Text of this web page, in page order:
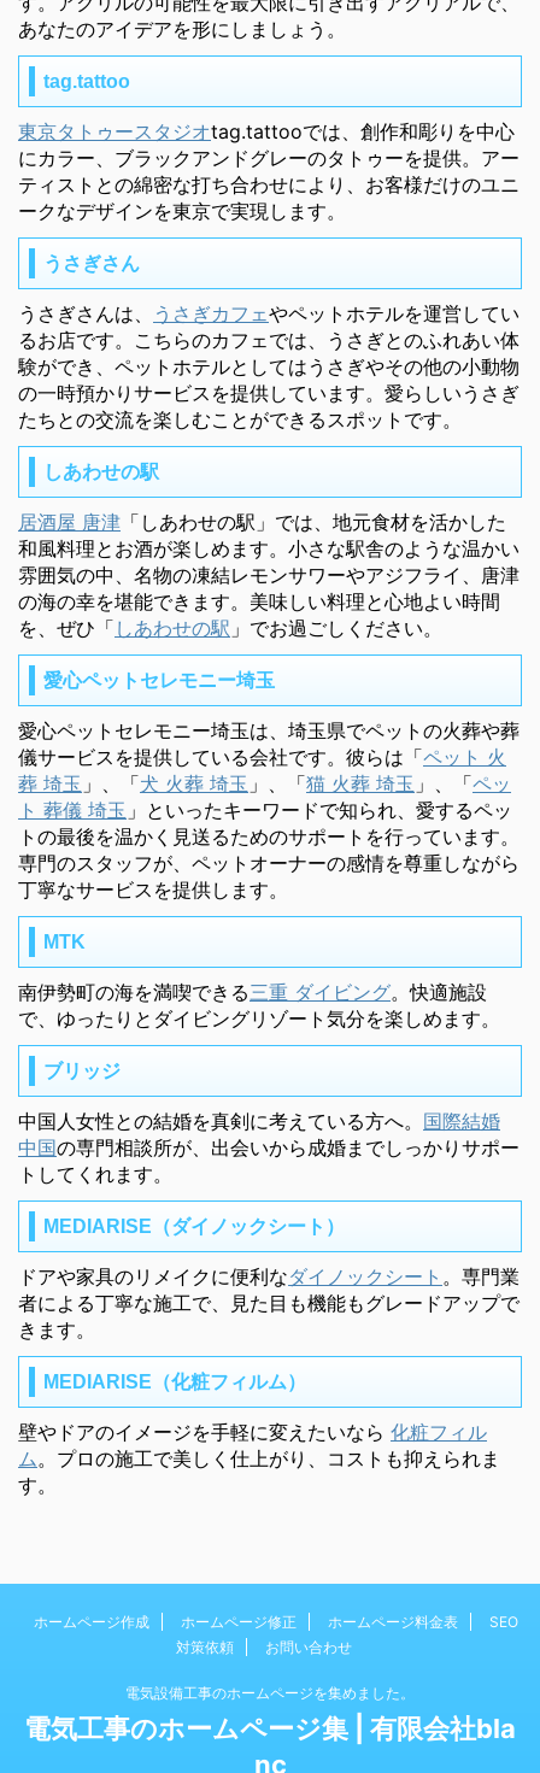
あなたのアイデアを形にしましょう。
tag.tattoo
東京タトゥースタジオtag.tattooでは、創作和彫りを中心
にカラー、ブラックアンドグレーのタトゥーを提供。アー
ティストとの綿密な打ち合わせにより、お客様だけのユニ
ークなデザインを東京で実現します。
うさぎさん
うさぎさんは、 うさぎカフェやペットホテルを運営してい
るお店です。こちらのカフェでは、うさぎとのふれあい体
験ができ、ペットホテルとしてはうさぎやその他の小動物
の一時預かりサービスを提供しています。愛らしいうさぎ
たちとの交流を楽しむことができるスポットです。
しあわせの駅
居酒屋 唐津 「しあわせの駅」では、地元食材を活かした
和風料理とお酒が楽しめます。小さな駅舎のような温かい
雰囲気の中、名物の凍結レモンサワーやアジフライ、唐津
の海の幸を堪能できます。美味しい料理と心地よい時間
を、ぜひ「 しあわせの駅 」でお過ごしください。
愛心ペットセレモニー埼玉
愛心ペットセレモニー埼玉は、埼玉県でペットの火葬や葬
儀サービスを提供している会社です。彼らは「ペット 火
葬 埼玉 」、「犬 火葬 埼玉 」、「猫 火葬 埼玉 」、「ペッ
ト 葬儀 埼玉 」といったキーワードで知られ、愛するペッ
トの最後を温かく見送るためのサポートを行っています。
専門のスタッフが、ペットオーナーの感情を尊重しながら
丁寧なサービスを提供します。
MTK
南伊勢町の海を満喫できる三重 ダイビング。快適施設
で、ゆったりとダイビングリゾート気分を楽しめます。
ブリッジ
中国人女性との結婚を真剣に考えている方へ。 国際結婚
中国の専門相談所が、出会いから成婚までしっかりサポー
トしてくれます。
MEDIARISE（ダイノックシート）
ドアや家具のリメイクに便利なダイノックシート 。専門業
者による丁寧な施工で、見た目も機能もグレードアップで
きます。
MEDIARISE（化粧フィルム）
壁やドアのイメージを手軽に変えたいなら 化粧フィル
ム 。プロの施工で美しく仕上がり、コストも抑えられま
す。
ホームページ作成 ホームページ修正 ホームページ料金表
SEO
対策依頼
お問い合わせ
電気設備工事のホームページを集めました。
電気工事のホームページ集 | 有限会社bla
nc